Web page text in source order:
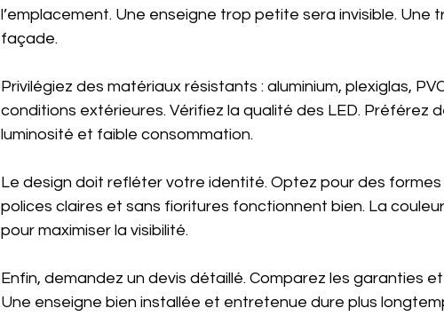
l’emplacement. Une enseigne trop petite sera invisible.
façade.
Privilégiez des matériaux résistants : aluminium, plexiglas,
conditions extérieures. Vérifiez la qualité des LED. Préférez
luminosité et faible consommation.
Le design doit refléter votre identité. Optez pour des formes
polices claires et sans fioritures fonctionnent bien. La
pour maximiser la visibilité.
Enfin, demandez un devis détaillé. Comparez les garanties
Une enseigne bien installée et entretenue dure plus